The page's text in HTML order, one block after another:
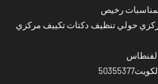
رخيص
حولي تنظيف دكتات تكييف مركزي